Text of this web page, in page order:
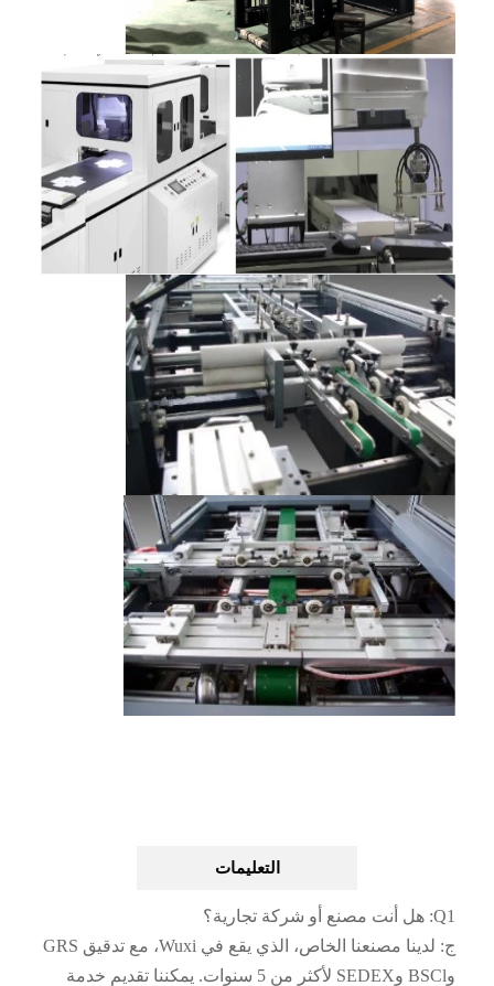
التعليمات
Q1: هل أنت مصنع أو شركة تجارية؟
ج: لدينا مصنعنا الخاص، الذي يقع في Wuxi، مع تدقيق GRS
وBSCl وSEDEX لأكثر من 5 سنوات. يمكننا تقديم خدمة